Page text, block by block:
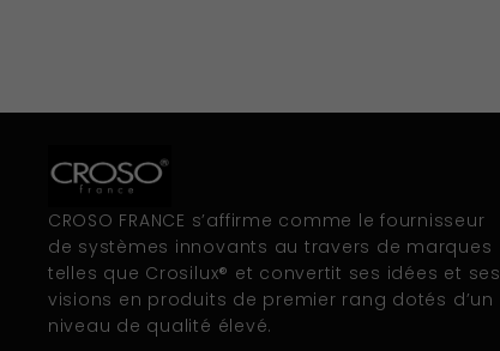
CROSO FRANCE s’affirme comme le fournisseur
de systèmes innovants au travers de marques
telles que Crosilux® et convertit ses idées et ses
visions en produits de premier rang dotés d’un
niveau de qualité élevé.